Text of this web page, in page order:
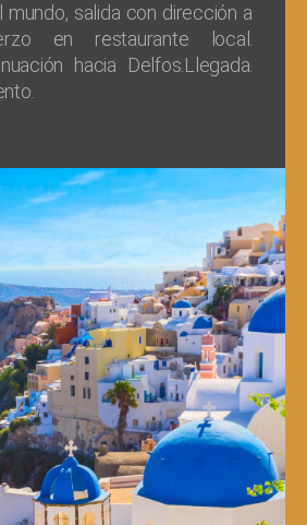
mundo, salida con dirección a
en restaurante local.
hacia Delfos.Llegada.